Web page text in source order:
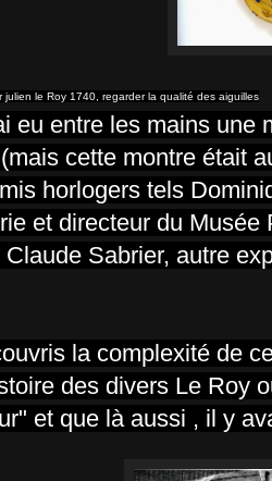
le Roy 1740, regarder la qualité des aiguilles
eu entre les mains
cette montre était
horlogers tels
et directeur du
Sabrier, autre
la complexité de
des divers Le Roy
et que là aussi , il y